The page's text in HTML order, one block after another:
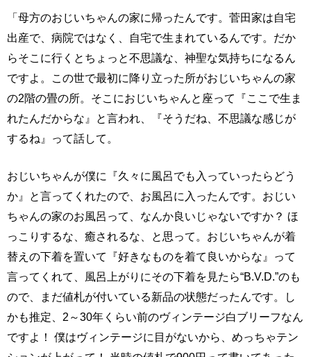
「母方のおじいちゃんの家に帰ったんです。菅田家は自宅
出産で、病院ではなく、自宅で生まれているんです。だか
らそこに行くとちょっと不思議な、神聖な気持ちになるん
ですよ。この世で最初に降り立った所がおじいちゃんの家
の2階の畳の所。そこにおじいちゃんと座って『ここで生ま
れたんだからな』と言われ、『そうだね、不思議な感じが
するね』って話して。
おじいちゃんが僕に『久々に風呂でも入っていったらどう
か』と言ってくれたので、お風呂に入ったんです。おじい
ちゃんの家のお風呂って、なんか良いじゃないですか？ ほ
っこりするな、癒されるな、と思って。おじいちゃんが着
替えの下着を置いて『好きなものを着て良いからな』って
言ってくれて、風呂上がりにその下着を見たら“B.V.D.”のも
ので、まだ値札が付いている新品の状態だったんです。し
かも推定、2～30年くらい前のヴィンテージ白ブリーフなん
ですよ！ 僕はヴィンテージに目がないから、めっちゃテン